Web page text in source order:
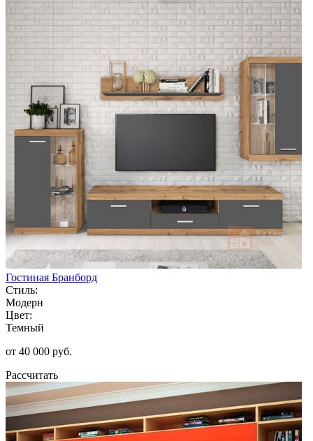
Гостиная Бранборд
Стиль:
Модерн
Цвет:
Темный
от 40 000 руб.
Рассчитать